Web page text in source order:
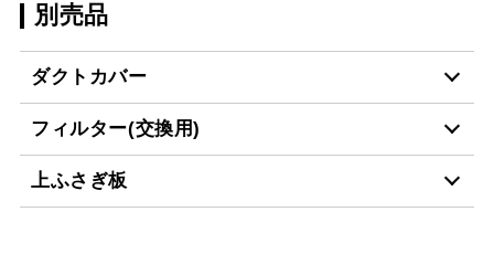
別売品
ダクトカバー
SKDC-D4555 BK ¥12,980（税抜価格 ￥
フィルター(交換用)
上ふさぎ板